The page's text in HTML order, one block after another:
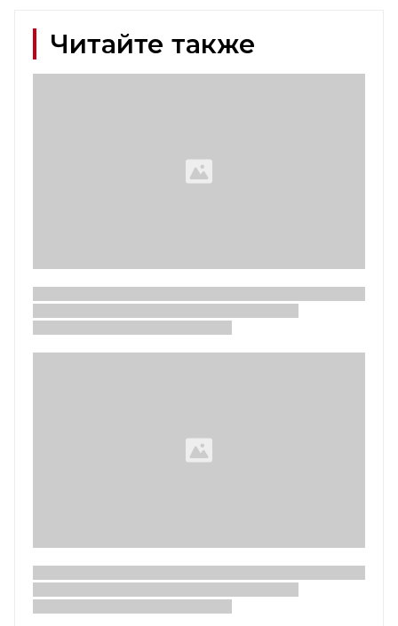
Читайте также